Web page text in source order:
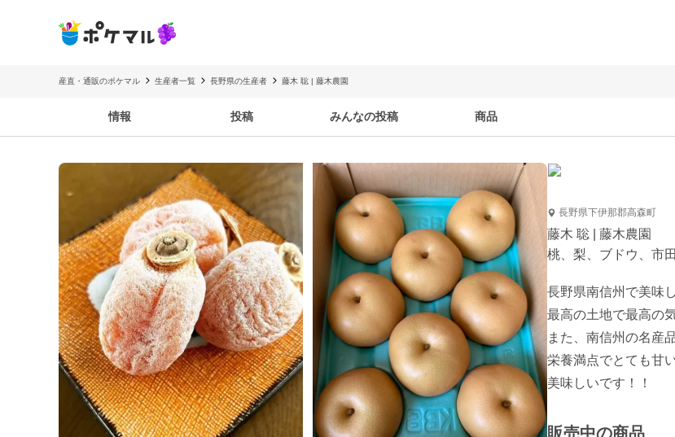
産直・通販のポケマル 生産者一覧 長野県の生産者 藤木 聡 | 藤木農園
情報 投稿 みんなの投稿 商品
長野県下伊那郡高森町
藤木 聡 | 藤木農園
桃、梨、ブドウ、市
長野県南信州で美味
最高の土地で最高の
また、南信州の名産
栄養満点でとても甘
美味しいです！！
販売中の商品